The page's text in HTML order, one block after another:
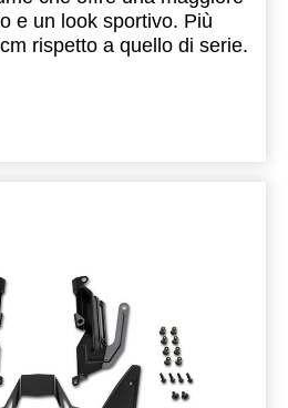
e un look sportivo. Più
rispetto a quello di serie.